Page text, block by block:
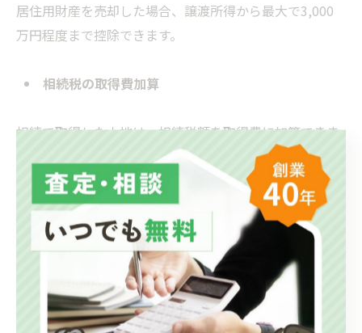
居住用財産を売却した場合、譲渡所得から最大で3,000
万円程度まで控除できます。
相続税の取得費加算
相続で取得した土地は、相続税額を取得費に加算できま
長期譲渡所得の特例
所有期間が5年を超える場合、税率が軽減されます。
これらの特例を使うことで、税負担を大きく抑えること
ができます。